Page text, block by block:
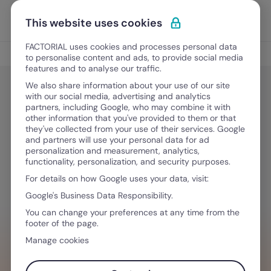
Ir para o conteúdo
Experimente Grátis
Crescimento da equipa
Crescimento da equipa
Gestão Documental para Indústria:
Como centralizar?
Setembro 20, 2025·6 minutos de leitura
QUER SIMPLIFICAR O SEU FLUXO DE
TRABALHO?
This website uses cookies
FACTORIAL uses cookies and processes personal data
to personalise content and ads, to provide social media
features and to analyse our traffic.
We also share information about your use of our site
with our social media, advertising and analytics
partners, including Google, who may combine it with
other information that you've provided to them or that
they've collected from your use of their services. Google
and partners will use your personal data for ad
personalization and measurement, analytics,
functionality, personalization, and security purposes.
For details on how Google uses your data, visit:
Google's Business Data Responsibility.
You can change your preferences at any time from the
footer of the page.
Manage cookies